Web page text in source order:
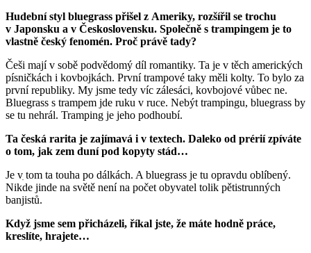
Hudební styl bluegrass přišel z Ameriky, rozšířil se trochu
v Japonsku a v Československu. Společně s trampingem je to
vlastně český fenomén. Proč právě tady?
Češi mají v sobě podvědomý díl romantiky. Ta je v těch amerických
písničkách i kovbojkách. První trampové taky měli kolty. To bylo za
první republiky. My jsme tedy víc zálesáci, kovbojové vůbec ne.
Bluegrass s trampem jde ruku v ruce. Nebýt trampingu, bluegrass by
se tu nehrál. Tramping je jeho podhoubí.
Ta česká rarita je zajímavá i v textech. Daleko od prérií zpíváte
o tom, jak zem duní pod kopyty stád…
Je vִ tom ta touha po dálkách. A bluegrass je tu opravdu oblíbený.
Nikde jinde na světě není na počet obyvatel tolik pětistrunných
banjistů.
Když jsme sem přicházeli, říkal jste, že máte hodně práce,
kreslíte, hrajete…